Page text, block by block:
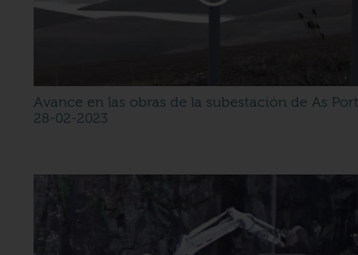
Avance en las obras de la subestación de As
28-02-2023